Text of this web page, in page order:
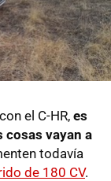
el C-HR, es
cosas vayan a
todavía
de 180 CV.